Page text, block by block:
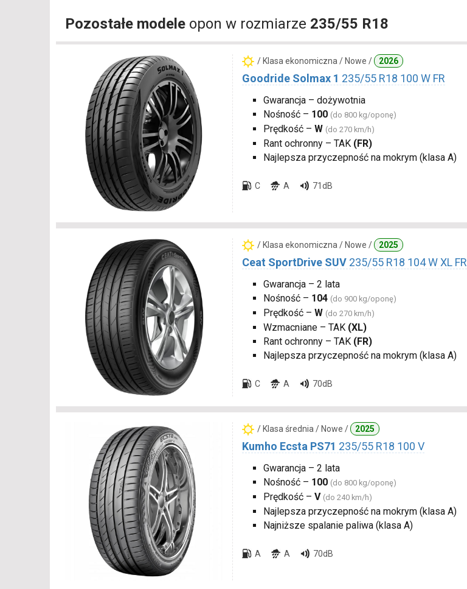
Pozostałe modele opon w rozmiarze 235/55 R18
/ Klasa ekonomiczna / Nowe / 2026
Goodride Solmax 1 235/55 R18 100 W FR
Gwarancja – dożywotnia
Nośność – 100 (do 800 kg/oponę)
Prędkość – W (do 270 km/h)
Rant ochronny – TAK (FR)
Najlepsza przyczepność na mokrym (klasa A)
C A 71dB
/ Klasa ekonomiczna / Nowe / 2025
Ceat SportDrive SUV 235/55 R18 104 W XL FR
Gwarancja – 2 lata
Nośność – 104 (do 900 kg/oponę)
Prędkość – W (do 270 km/h)
Wzmacniane – TAK (XL)
Rant ochronny – TAK (FR)
Najlepsza przyczepność na mokrym (klasa A)
C A 70dB
/ Klasa średnia / Nowe / 2025
Kumho Ecsta PS71 235/55 R18 100 V
Gwarancja – 2 lata
Nośność – 100 (do 800 kg/oponę)
Prędkość – V (do 240 km/h)
Najlepsza przyczepność na mokrym (klasa A)
Najniższe spalanie paliwa (klasa A)
A A 70dB